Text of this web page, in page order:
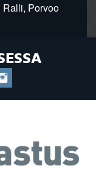
Porvoo